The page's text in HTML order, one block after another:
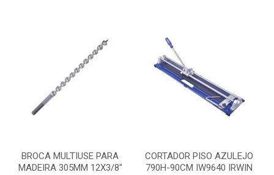
BROCA MULTIUSE PARA
MADEIRA 305MM 12X3/8"
CORTADOR PISO AZULEJO
790H-90CM IW9640 IRWIN